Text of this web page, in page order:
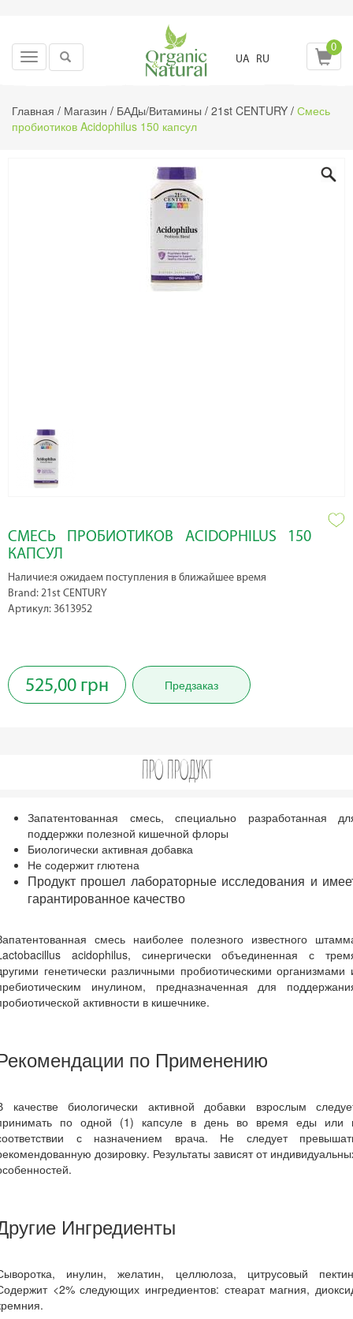
Toggle
UA RU
0
Главная / Магазин / БАДы/Витамины / 21st CENTURY / Смесь
пробиотиков Acidophilus 150 капсул
СМЕСЬ ПРОБИОТИКОВ ACIDOPHILUS 150
КАПСУЛ
Наличие:я ожидаем поступления в ближайшее время
Brand: 21st CENTURY
Артикул: 3613952
525,00 грн Предзаказ
ПРО ПРОДУКТ
Запатентованная смесь, специально разработанная
поддержки полезной кишечной флоры
Биологически активная добавка
Не содержит глютена
Продукт прошел лабораторные исследования и
гарантированное качество
смесь наиболее полезного известного
acidophilus, синергически объединенная с
генетически различными пробиотическими организмами
инулином, предназначенная для
активности в кишечнике.
по Применению
качестве биологически активной добавки взрослым
по одной (1) капсуле в день во время еды или
с назначением врача. Не следует
дозировку. Результаты зависят от
Ингредиенты
инулин, желатин, целлюлоза, цитрусовый
<2% следующих ингредиентов: стеарат магния,